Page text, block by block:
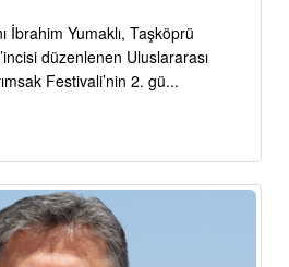
İbrahim Yumaklı, Taşköprü
düzenlenen Uluslararası
Festivali’nin 2. gü...